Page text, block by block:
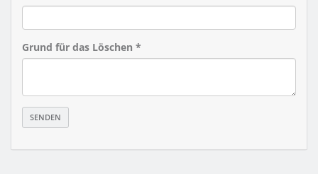
Grund für das Löschen *